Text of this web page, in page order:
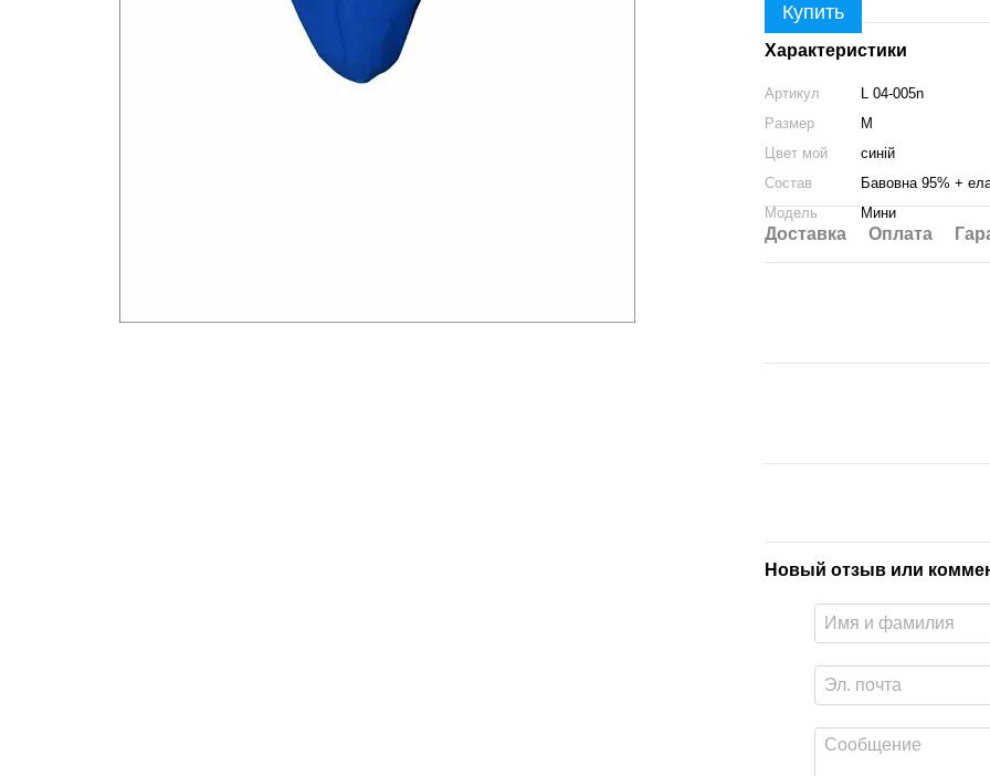
Купить
Характеристики
Артикул
L 04-005n
Размер
M
Цвет мой
синій
Состав
Бавовна 95% +
Модель
Мини
Доставка Оплата
Новый отзыв или